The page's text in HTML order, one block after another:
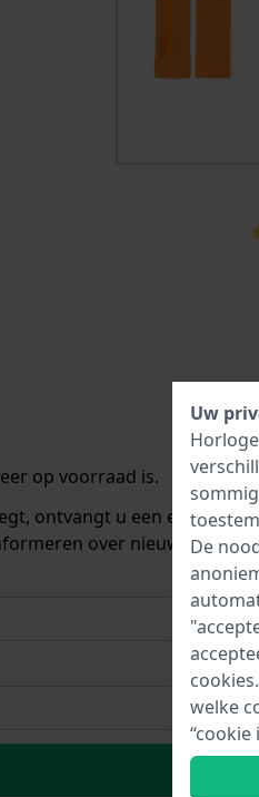
op voorraad is.
ontvangt u een e-mail
over nieuwe
Uw
De
welke
“cookie